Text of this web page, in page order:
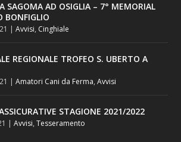
SAGOMA AD OSIGLIA – 7° MEMORIAL
BONFIGLIO
|Avvisi, Cinghiale
REGIONALE TROFEO S. UBERTO A
|Amatori Cani da Ferma,Avvisi
STAGIONE 2021/2022
|Avvisi,Tesseramento